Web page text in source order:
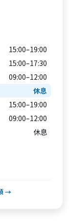
15:00–19:00
15:00–17:30
09:00–12:00
休息
15:00–19:00
09:00–12:00
休息
→